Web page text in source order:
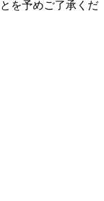
を予めご了承くだ